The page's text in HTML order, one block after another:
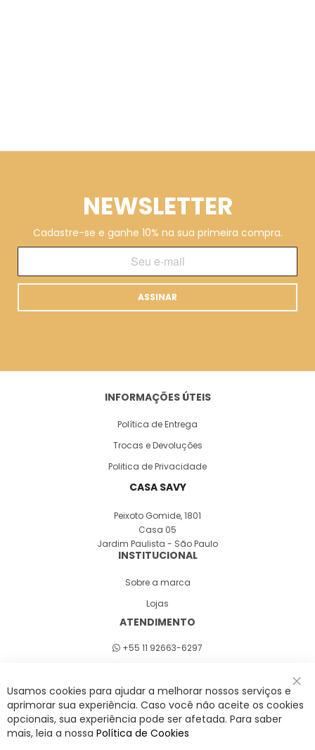
NEWSLETTER
Cadastre-se e ganhe 10% na sua primeira compra.
ASSINAR
INFORMAÇÕES ÚTEIS
Política de Entrega
Trocas e Devoluções
Politica de Privacidade
CASA SAVY
Peixoto Gomide, 1801
Casa 05
Jardim Paulista - São Paulo
INSTITUCIONAL
Sobre a marca
Lojas
ATENDIMENTO
+55 11 92663-6297
A Savy é uma lifestyle brand. Uma marca que promove fluidez para viver
o agora com leveza, cor e estilo.
Usamos cookies para ajudar a melhorar nossos serviços e
aprimorar sua experiência. Caso você não aceite os cookies
opcionais, sua experiência pode ser afetada. Para saber
mais, leia a nossa Política de Cookies